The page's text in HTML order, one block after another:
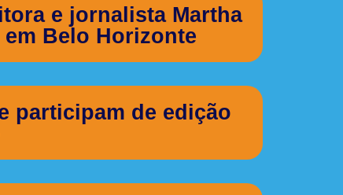
e jornalista Martha
Belo Horizonte
participam de edição